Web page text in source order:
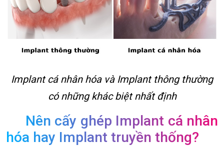
Implant cá nhân hóa và Implant thông thường
có những khác biệt nhất định
Nên cấy ghép Implant cá nhân
hóa hay Implant truyền thống?